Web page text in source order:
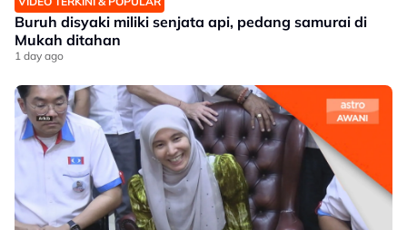
Buruh disyaki miliki senjata api, pedang samurai di
Mukah ditahan
1 day ago